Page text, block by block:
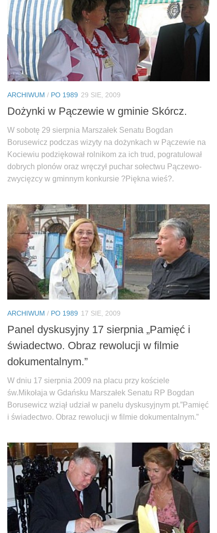
ARCHIWUM / PO 1989 29 SIE, 2009
Dożynki w Pączewie w gminie Skórcz.
W sobotę 29 sierpnia Marszałek Senatu Bogdan
Borusewicz podczas wizyty na dożynkach w Pączewie na
Kociewiu podziękował rolnikom za ich trud, pogratulował
dobrych plonów oraz wręczył puchar sołectwu Pączewo-
zwycięzcy w gminnym konkursie ?Piękna wieś?.
ARCHIWUM / PO 1989 17 SIE, 2009
Panel dyskusyjny 17 sierpnia „Pamięć i
świadectwo. Obraz rewolucji w filmie
dokumentalnym.”
W dniu 17 sierpnia 2009 na placu przy kościele
św.Mikołaja w Gdańsku Marszałek Senatu RP Bogdan
Borusewicz wziął udział w panelu dyskusyjnym pt.”Pamięć
i świadectwo. Obraz rewolucji w filmie dokumentalnym.”